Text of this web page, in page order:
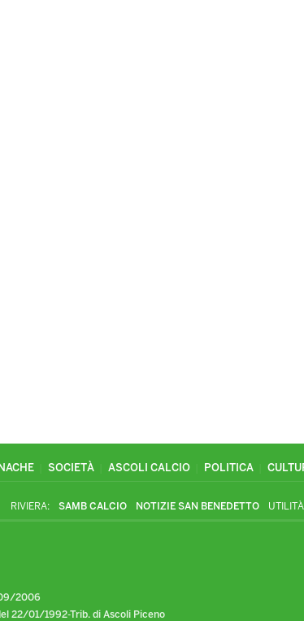
SOCIETÀ ASCOLI CALCIO POLITICA
RIVIERA: SAMB CALCIO NOTIZIE SAN BENEDETTO
2006
22/01/1992-Trib. di Ascoli Piceno